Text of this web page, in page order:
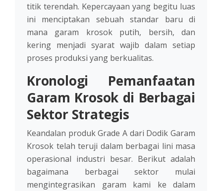
titik terendah. Kepercayaan yang begitu luas
ini menciptakan sebuah standar baru di
mana garam krosok putih, bersih, dan
kering menjadi syarat wajib dalam setiap
proses produksi yang berkualitas.
Kronologi Pemanfaatan
Garam Krosok di Berbagai
Sektor Strategis
Keandalan produk Grade A dari Dodik Garam
Krosok telah teruji dalam berbagai lini masa
operasional industri besar. Berikut adalah
bagaimana berbagai sektor mulai
mengintegrasikan garam kami ke dalam